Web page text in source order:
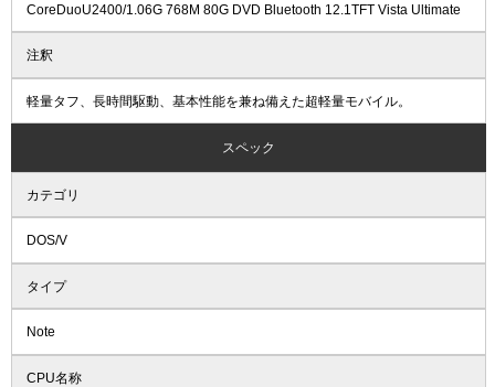
CoreDuoU2400/1.06G 768M 80G DVD Bluetooth 12.1TFT Vista Ultimate
注釈
軽量タフ、長時間駆動、基本性能を兼ね備えた超軽量モバイル。
スペック
カテゴリ
DOS/V
タイプ
Note
CPU名称